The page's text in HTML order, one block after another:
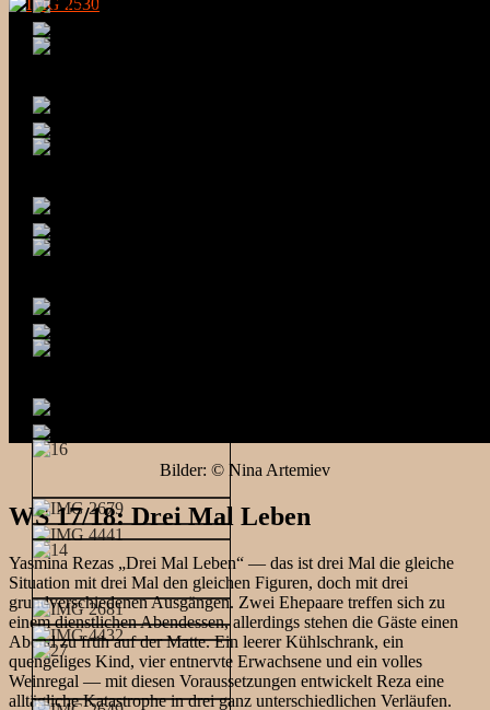
Bilder: © Nina Artemiev
WS 17/18: Drei Mal Leben
Yasmina Rezas „Drei Mal Leben“ — das ist drei Mal die gleiche
Situation mit drei Mal den gleichen Figuren, doch mit drei
grundverschiedenen Ausgängen. Zwei Ehepaare treffen sich zu
einem dienstlichen Abendessen, allerdings stehen die Gäste einen
Abend zu früh auf der Matte. Ein leerer Kühlschrank, ein
quengeliges Kind, vier entnervte Erwachsene und ein volles
Weinregal — mit diesen Voraussetzungen entwickelt Reza eine
alltägliche Katastrophe in drei ganz unterschiedlichen Verläufen.